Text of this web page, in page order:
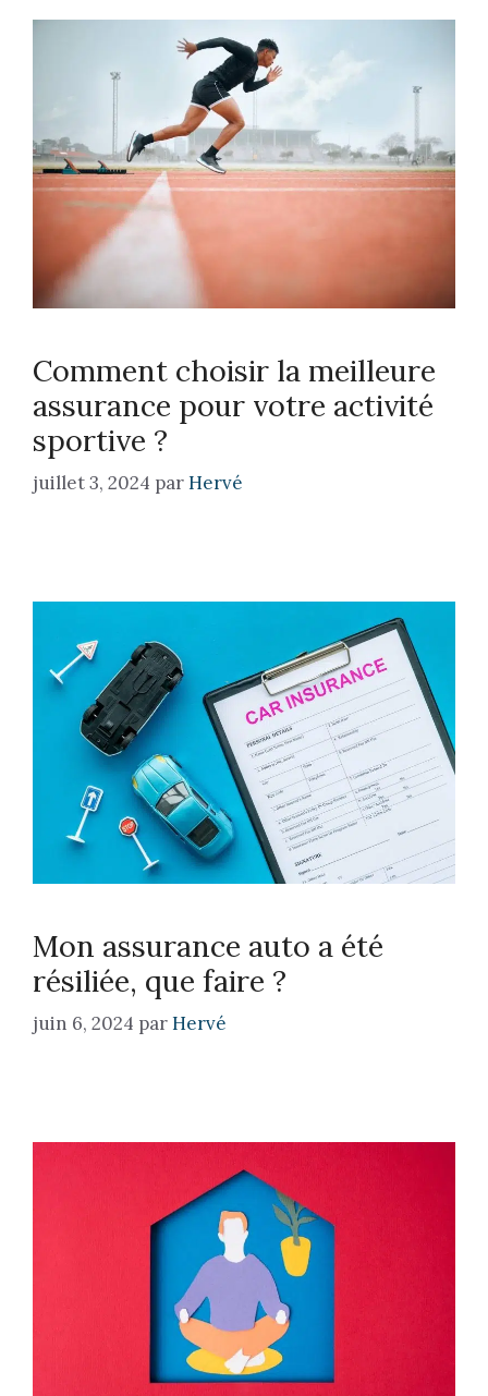
Comment choisir la meilleure
assurance pour votre activité
sportive ?
juillet 3, 2024 parHervé
Mon assurance auto a été
résiliée, que faire ?
juin 6, 2024 parHervé